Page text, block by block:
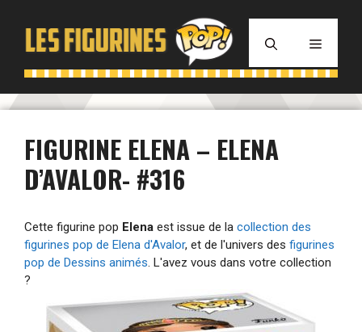
contenu
MENU
FIGURINE ELENA – ELENA
D’AVALOR- #316
Cette figurine pop Elena est issue de la collection des
figurines pop de Elena d'Avalor, et de l'univers des figurines
pop de Dessins animés. L'avez vous dans votre collection
?